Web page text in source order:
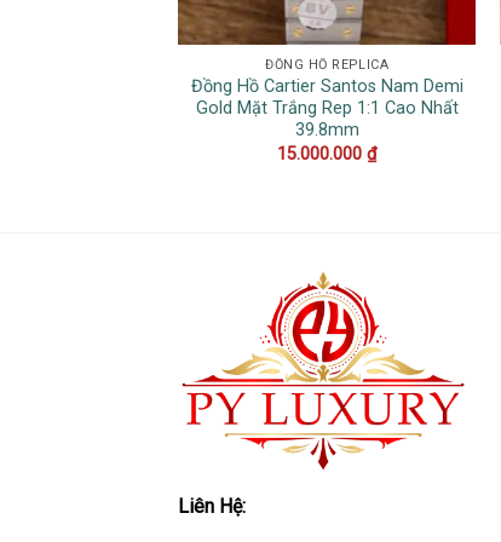
ĐỒNG HỒ REPLICA
Đồng Hồ Cartier Santos Nam Demi
Gold Mặt Trắng Rep 1:1 Cao Nhất
39.8mm
15.000.000₫
Liên Hệ: